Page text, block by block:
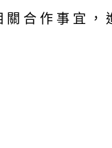
合作事宜，